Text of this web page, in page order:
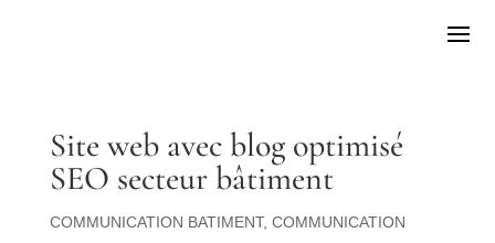
Site web avec blog optimisé
SEO secteur bâtiment
COMMUNICATION BATIMENT, COMMUNICATION